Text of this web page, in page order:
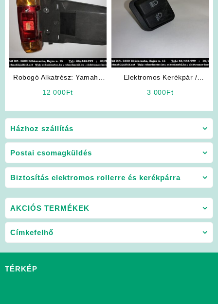
Házhoz szállítás
Postai csomagküldés
Biztosítás elektromos rollerre és kerékpárra
Robogó Alkatrész: Yamaha
12 000Ft
Elektromos Kerékpár /
3 000Ft
AKCIÓS TERMÉKEK
Címkefelhő
TÉRKÉP